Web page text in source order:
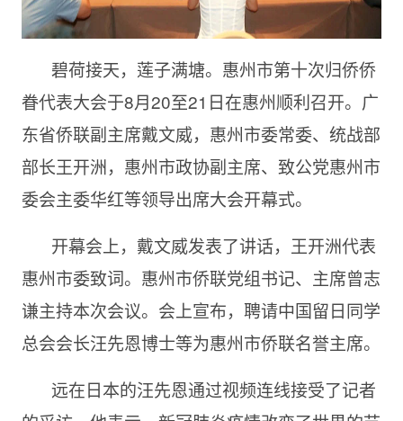
碧荷接天，莲子满塘。惠州市第十次归侨侨
眷代表大会于8月20至21日在惠州顺利召开。广
东省侨联副主席戴文威，惠州市委常委、统战部
部长王开洲，惠州市政协副主席、致公党惠州市
委会主委华红等领导出席大会开幕式。
开幕会上，戴文威发表了讲话，王开洲代表
惠州市委致词。惠州市侨联党组书记、主席曾志
谦主持本次会议。会上宣布，聘请中国留日同学
总会会长汪先恩博士等为惠州市侨联名誉主席。
远在日本的汪先恩通过视频连线接受了记者